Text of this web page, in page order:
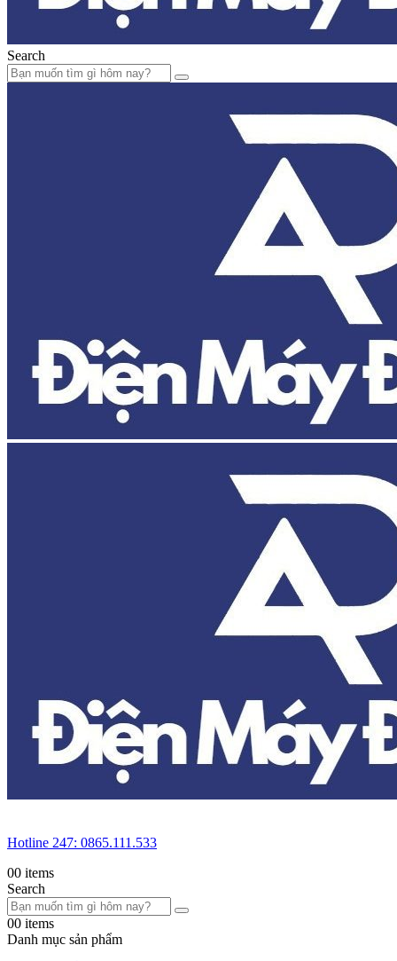
Search
Hotline 247: 0865.111.533
00 items
Search
00 items
Danh mục sản phẩm